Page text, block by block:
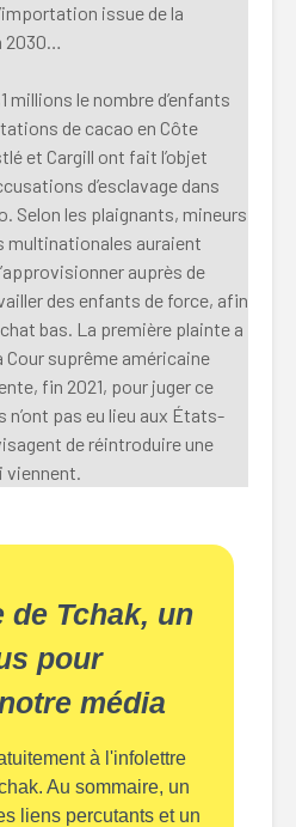
issue de la
2030…
millions le nombre d’enfants
de cacao en Côte
et Cargill ont fait l’objet
d’esclavage dans
Selon les plaignants, mineurs
multinationales auraient
auprès de
des enfants de force, afin
bas. La première plainte a
Cour suprême américaine
fin 2021, pour juger ce
n’ont pas eu lieu aux États-
de réintroduire une
viennent.
Tchak, un
pour
média
à l'infolettre
Au sommaire, un
liens percutants et un